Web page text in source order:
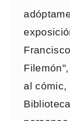
al cómic,